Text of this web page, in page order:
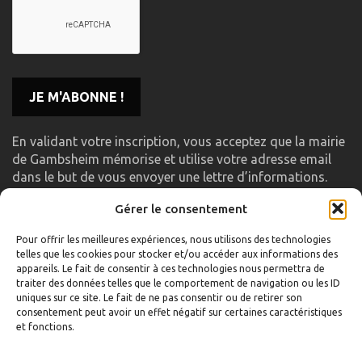
Gérer le consentement
Pour offrir les meilleures expériences, nous utilisons des technologies
telles que les cookies pour stocker et/ou accéder aux informations des
appareils. Le fait de consentir à ces technologies nous permettra de
traiter des données telles que le comportement de navigation ou les ID
uniques sur ce site. Le fait de ne pas consentir ou de retirer son
consentement peut avoir un effet négatif sur certaines caractéristiques
et fonctions.
En validant votre inscription, vous acceptez que la mairie
de Gambsheim mémorise et utilise votre adresse email
dans le but de vous envoyer une lettre d’informations.
LIENS UTILES
Accueil
Formulaire de contact
Gambs TV